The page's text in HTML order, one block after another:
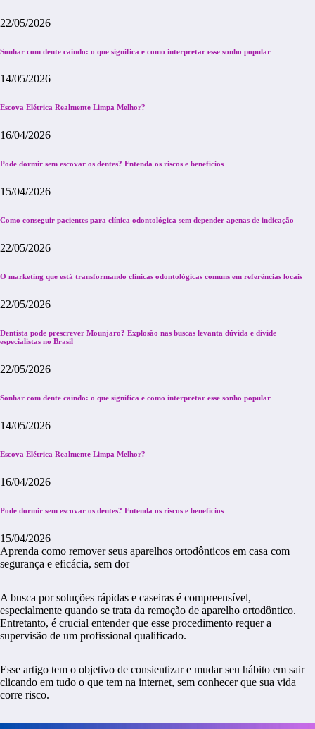
22/05/2026
Sonhar com dente caindo: o que significa e como interpretar esse sonho popular
14/05/2026
Escova Elétrica Realmente Limpa Melhor?
16/04/2026
Pode dormir sem escovar os dentes? Entenda os riscos e benefícios
15/04/2026
Como conseguir pacientes para clínica odontológica sem depender apenas de indicação
22/05/2026
O marketing que está transformando clínicas odontológicas comuns em referências locais
22/05/2026
Dentista pode prescrever Mounjaro? Explosão nas buscas levanta dúvida e divide
especialistas no Brasil
22/05/2026
Sonhar com dente caindo: o que significa e como interpretar esse sonho popular
14/05/2026
Escova Elétrica Realmente Limpa Melhor?
16/04/2026
Pode dormir sem escovar os dentes? Entenda os riscos e benefícios
15/04/2026
Aprenda como remover seus aparelhos ortodônticos em casa com
segurança e eficácia, sem dor
A busca por soluções rápidas e caseiras é compreensível,
especialmente quando se trata da remoção de aparelho ortodôntico.
Entretanto, é crucial entender que esse procedimento requer a
supervisão de um profissional qualificado.
Esse artigo tem o objetivo de consientizar e mudar seu hábito em sair
clicando em tudo o que tem na internet, sem conhecer que sua vida
corre risco.